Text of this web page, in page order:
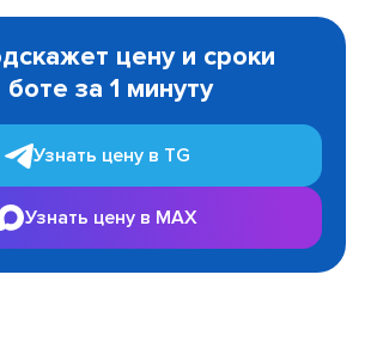
цену и сроки
за 1 минуту
Узнать цену в TG
Узнать цену в MAX